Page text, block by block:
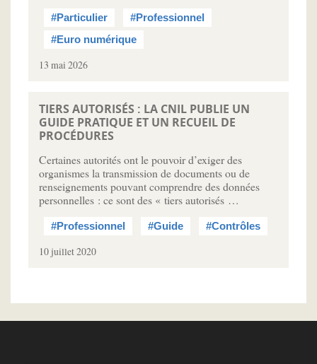
#Particulier
#Professionnel
#Euro numérique
13 mai 2026
TIERS AUTORISÉS : LA CNIL PUBLIE UN
GUIDE PRATIQUE ET UN RECUEIL DE
PROCÉDURES
Certaines autorités ont le pouvoir d’exiger des
organismes la transmission de documents ou de
renseignements pouvant comprendre des données
personnelles : ce sont des « tiers autorisés …
#Professionnel #Guide #Contrôles
10 juillet 2020